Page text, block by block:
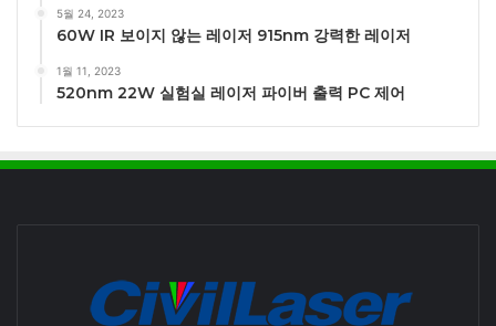
5월 24, 2023
60W IR 보이지 않는 레이저 915nm 강력한 레이저
1월 11, 2023
520nm 22W 실험실 레이저 파이버 출력 PC 제어